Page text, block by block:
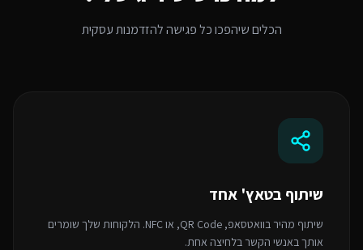
הכלים שיהפכו כל פגישה להזדמנות עסקית
שיתוף בטאץ' אחד
שיתוף מהיר בוואטסאפ, QR Code, או NFC. הלקוחות שלך שומרים
אותך באנשי הקשר בלחיצה אחת.